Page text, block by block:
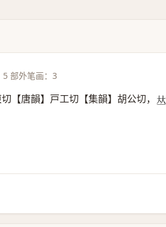
5 部外笔画：3
切【唐韻】戸工切【集韻】胡公切， 𠀤